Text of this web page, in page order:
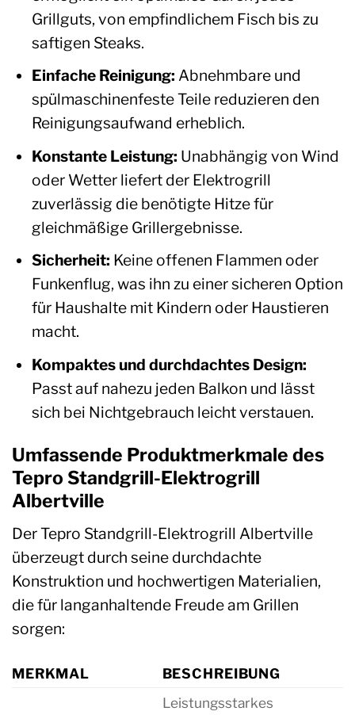
Grillguts, von empfindlichem Fisch bis zu
saftigen Steaks.
Einfache Reinigung: Abnehmbare und
spülmaschinenfeste Teile reduzieren den
Reinigungsaufwand erheblich.
Konstante Leistung: Unabhängig von Wind
oder Wetter liefert der Elektrogrill
zuverlässig die benötigte Hitze für
gleichmäßige Grillergebnisse.
Sicherheit: Keine offenen Flammen oder
Funkenflug, was ihn zu einer sicheren Option
für Haushalte mit Kindern oder Haustieren
macht.
Kompaktes und durchdachtes Design:
Passt auf nahezu jeden Balkon und lässt
sich bei Nichtgebrauch leicht verstauen.
Umfassende Produktmerkmale des
Tepro Standgrill-Elektrogrill
Albertville
Der Tepro Standgrill-Elektrogrill Albertville
überzeugt durch seine durchdachte
Konstruktion und hochwertigen Materialien,
die für langanhaltende Freude am Grillen
sorgen:
MERKMAL
BESCHREIBUNG
Leistungsstarkes